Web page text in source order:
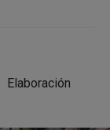
Elaboración